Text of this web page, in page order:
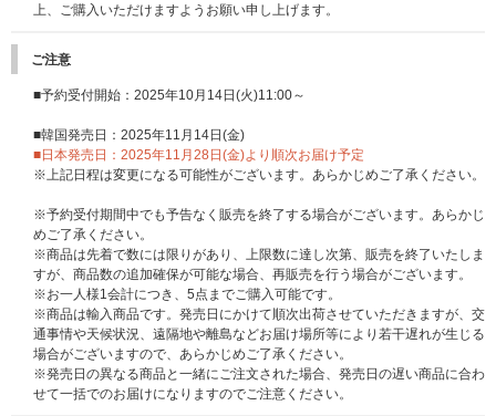
上、ご購入いただけますようお願い申し上げます。
ご注意
■予約受付開始：2025年10月14日(火)11:00～
■韓国発売日：2025年11月14日(金)
■日本発売日：2025年11月28日(金)より順次お届け予定
※上記日程は変更になる可能性がございます。あらかじめご了承ください。
※予約受付期間中でも予告なく販売を終了する場合がございます。あらかじ
めご了承ください。
※商品は先着で数には限りがあり、上限数に達し次第、販売を終了いたしま
すが、商品数の追加確保が可能な場合、再販売を行う場合がございます。
※お一人様1会計につき、5点までご購入可能です。
※商品は輸入商品です。発売日にかけて順次出荷させていただきますが、交
通事情や天候状況、遠隔地や離島などお届け場所等により若干遅れが生じる
場合がございますので、あらかじめご了承ください。
※発売日の異なる商品と一緒にご注文された場合、発売日の遅い商品に合わ
せて一括でのお届けになりますのでご注意ください。